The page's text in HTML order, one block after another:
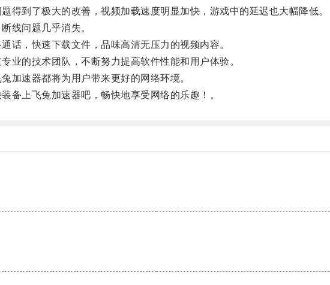
到了极大的改善，视频加载速度明显加快，游戏中的延迟也大幅降低。
线问题几乎消失。
，快速下载文件，品味高清无压力的视频内容。
的技术团队，不断努力提高软件性能和用户体验。
速器都将为用户带来更好的网络环境。
上飞兔加速器吧，畅快地享受网络的乐趣！。